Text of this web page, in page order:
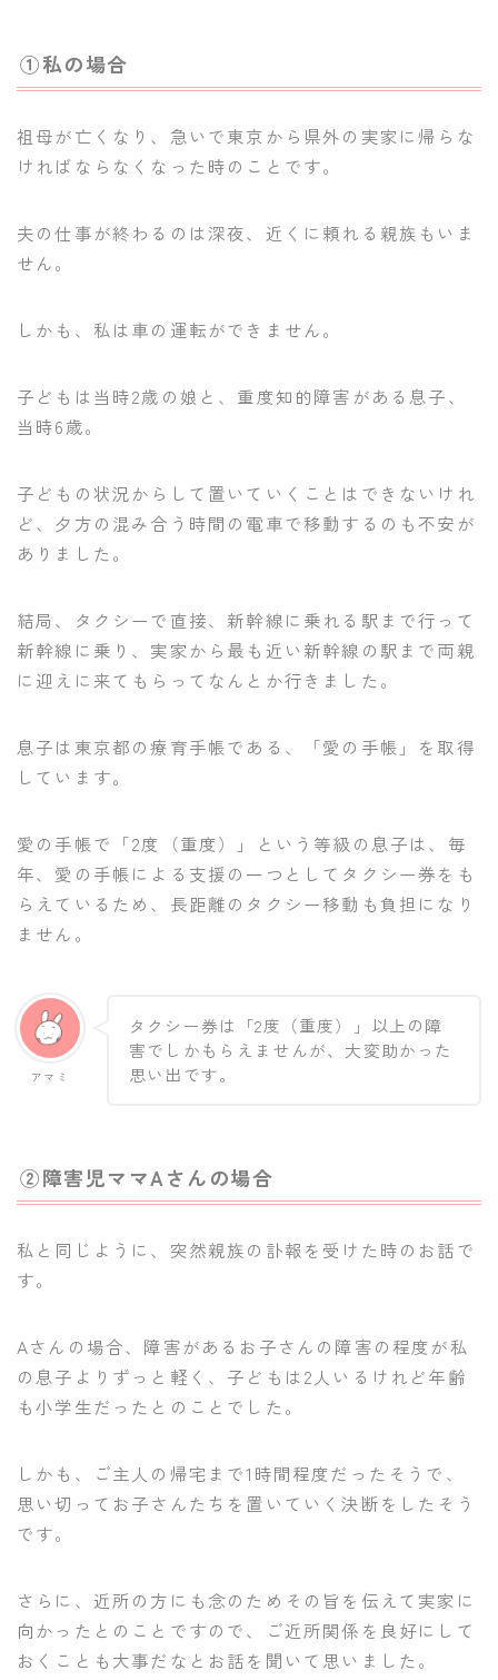
①私の場合
祖母が亡くなり、急いで東京から県外の実家に帰らな
ければならなくなった時のことです。
夫の仕事が終わるのは深夜、近くに頼れる親族もいま
せん。
しかも、私は車の運転ができません。
子どもは当時2歳の娘と、重度知的障害がある息子、
当時6歳。
子どもの状況からして置いていくことはできないけれ
ど、夕方の混み合う時間の電車で移動するのも不安が
ありました。
結局、タクシーで直接、新幹線に乗れる駅まで行って
新幹線に乗り、実家から最も近い新幹線の駅まで両親
に迎えに来てもらってなんとか行きました。
息子は東京都の療育手帳である、「愛の手帳」を取得
しています。
愛の手帳で「2度（重度）」という等級の息子は、毎
年、愛の手帳による支援の一つとしてタクシー券をも
らえているため、長距離のタクシー移動も負担になり
ません。
アマミ
タクシー券は「2度（重度）」以上の障
害でしかもらえませんが、大変助かった
思い出です。
②障害児ママAさんの場合
私と同じように、突然親族の訃報を受けた時のお話で
す。
Aさんの場合、障害があるお子さんの障害の程度が私
の息子よりずっと軽く、子どもは2人いるけれど年齢
も小学生だったとのことでした。
しかも、ご主人の帰宅まで1時間程度だったそうで、
思い切ってお子さんたちを置いていく決断をしたそう
です。
さらに、近所の方にも念のためその旨を伝えて実家に
向かったとのことですので、ご近所関係を良好にして
おくことも大事だなとお話を聞いて思いました。